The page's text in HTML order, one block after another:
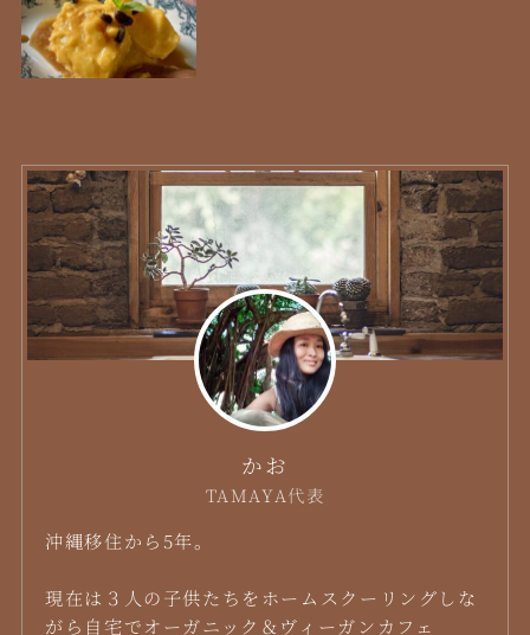
かお
TAMAYA代表
沖縄移住から5年。
現在は３人の子供たちをホームスクーリングしな
がら自宅でオーガニック＆ヴィーガンカフェ